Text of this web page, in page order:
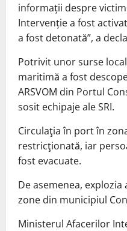
informații despre
Intervenție a fost
a fost detonată”, a
Potrivit unor surse
maritimă a fost
ARSVOM din Portul
sosit echipaje ale SRI.
Circulaţia în port în
restricţionată, iar
fost evacuate.
De asemenea,
zone din municipiul
Ministerul Afacerilor